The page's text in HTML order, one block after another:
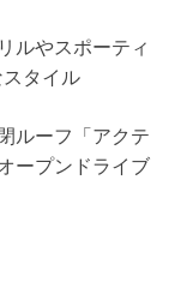
ルやスポーティ
タイル
ルーフ「アクテ
ープンドライブ